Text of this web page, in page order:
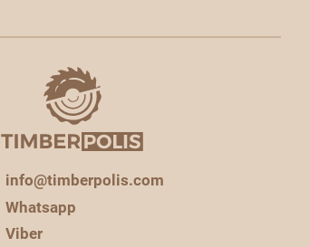
info@timberpolis.com
Whatsapp
Viber